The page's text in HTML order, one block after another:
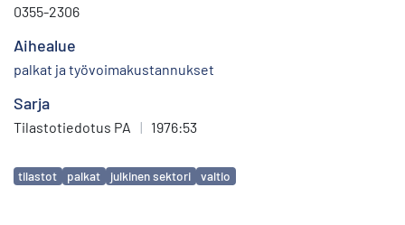
0355-2306
Aihealue
palkat ja työvoimakustannukset
Sarja
Tilastotiedotus PA | 1976:53
Avainsanat
tilastot palkat julkinen sektori valtio